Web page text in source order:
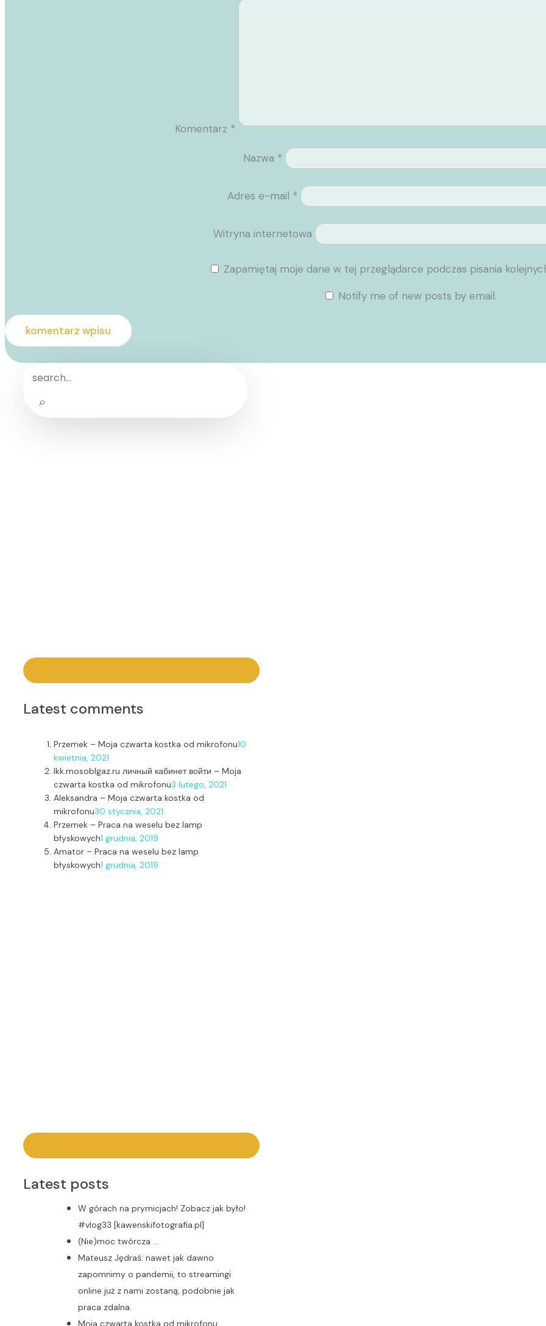
Komentarz *
Nazwa *
Adres e-mail *
Witryna internetowa
Zapamiętaj moje dane w tej przeglądarce podczas pisania
Notify me of new posts by email.
Latest comments
Przemek – Moja czwarta kostka od mikrofonu10
kwietnia, 2021
lkk.mosoblgaz.ru личный кабинет войти – Moja
czwarta kostka od mikrofonu3 lutego, 2021
Aleksandra – Moja czwarta kostka od
mikrofonu30 stycznia, 2021
Przemek – Praca na weselu bez lamp
błyskowych1 grudnia, 2019
Amator – Praca na weselu bez lamp
błyskowych1 grudnia, 2019
Latest posts
W górach na prymicjach! Zobacz jak było!
#vlog33 [kawenskifotografia.pl]
(Nie)moc twórcza …
Mateusz Jędraś: nawet jak dawno
zapomnimy o pandemii, to streamingi
online już z nami zostaną, podobnie jak
praca zdalna.
Moja czwarta kostka od mikrofonu